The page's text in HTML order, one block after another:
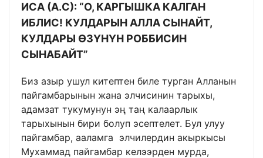
ИСА (А.С): “О, КАРГЫШКА КАЛГАН
ИБЛИС! КУЛДАРЫН АЛЛА СЫНАЙТ,
КУЛДАРЫ ӨЗҮНҮН РОББИСИН
СЫНАБАЙТ”
Биз азыр ушул китептен биле турган Алланын
пайгамбарынын жана элчисинин тарыхы,
адамзат тукумунун эң таң калаарлык
тарыхынын бири болуп эсептелет. Бул улуу
пайгамбар, ааламга элчилердин акыркысы
Мухаммад пайгамбар келээрден мурда,